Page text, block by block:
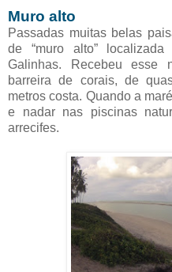
Muro alto
Passadas muitas belas
de “muro alto”
Galinhas. Recebeu esse
barreira de corais, de
metros costa. Quando a
e nadar nas piscinas
arrecifes.